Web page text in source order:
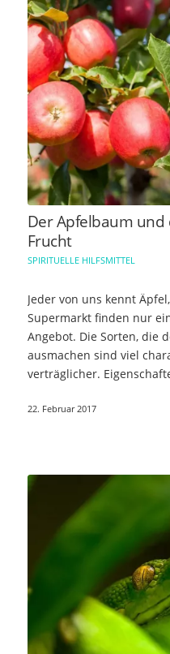
Der Apfelbaum und
Frucht
SPIRITUELLE HILFSMITTEL
Jeder von uns kennt
Supermarkt finden nur
Angebot. Die Sorten, die
ausmachen sind viel
verträglicher.
22. Februar 2017